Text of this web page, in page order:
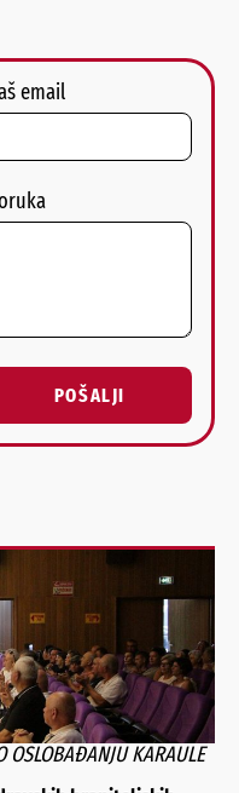
email
POŠALJI
OSLOBAĐANJU KARAULE